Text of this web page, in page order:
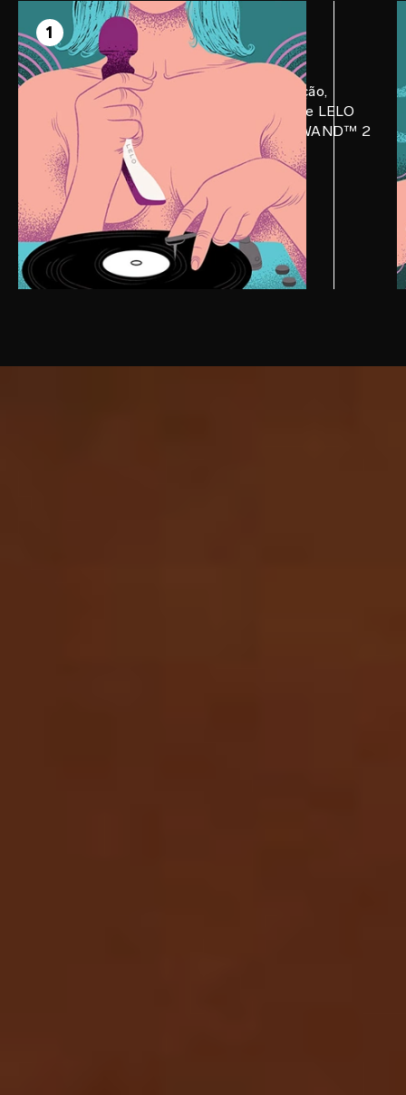
1
PASSO 1
Prepare
Prepare o ambiente: diminua a iluminação,
coloque uma música relaxante e aplique LELO
Personal Moisturizer no seu SMART WAND™ 2
Large.